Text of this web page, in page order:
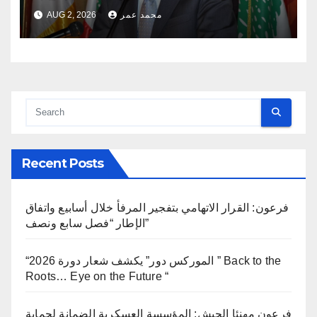
AUG 2, 2026 محمد عمر
Recent Posts
فرعون: القرار الاتهامي بتفجير المرفأ خلال أسابيع واتفاق
الإطار “فصل سابع ونصف”
“الموركس دور” يكشف شعار دورة 2026 ” Back to the
Roots… Eye on the Future “
فرعون مهنئا الجيش: المؤسسة العسكرية الضمانة لحماية